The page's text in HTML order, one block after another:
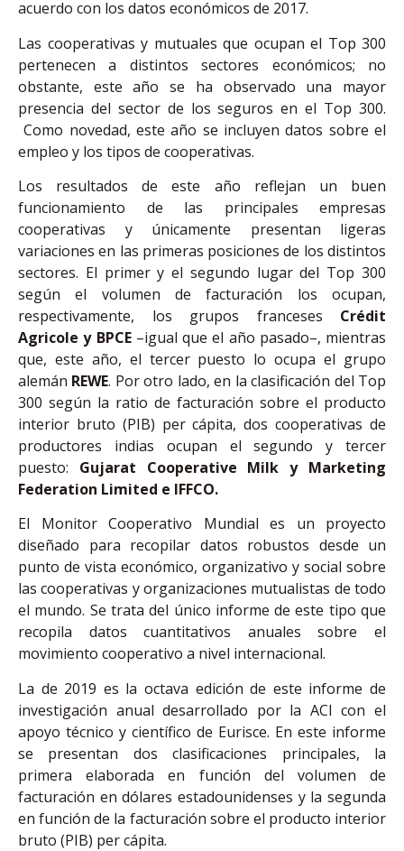
acuerdo con los datos económicos de 2017.
Las cooperativas y mutuales que ocupan el Top 300
pertenecen a distintos sectores económicos; no
obstante, este año se ha observado una mayor
presencia del sector de los seguros en el Top 300.
Como novedad, este año se incluyen datos sobre el
empleo y los tipos de cooperativas.
Los resultados de este año reflejan un buen
funcionamiento de las principales empresas
cooperativas y únicamente presentan ligeras
variaciones en las primeras posiciones de los distintos
sectores. El primer y el segundo lugar del Top 300
según el volumen de facturación los ocupan,
respectivamente, los grupos franceses Crédit
Agricole y BPCE–igual que el año pasado–, mientras
que, este año, el tercer puesto lo ocupa el grupo
alemán REWE. Por otro lado, en la clasificación del Top
300 según la ratio de facturación sobre el producto
interior bruto (PIB) per cápita, dos cooperativas de
productores indias ocupan el segundo y tercer
puesto: Gujarat Cooperative Milk y Marketing
Federation Limited e IFFCO.
El Monitor Cooperativo Mundial es un proyecto
diseñado para recopilar datos robustos desde un
punto de vista económico, organizativo y social sobre
las cooperativas y organizaciones mutualistas de todo
el mundo. Se trata del único informe de este tipo que
recopila datos cuantitativos anuales sobre el
movimiento cooperativo a nivel internacional.
La de 2019 es la octava edición de este informe de
investigación anual desarrollado por la ACI con el
apoyo técnico y científico de Eurisce. En este informe
se presentan dos clasificaciones principales, la
primera elaborada en función del volumen de
facturación en dólares estadounidenses y la segunda
en función de la facturación sobre el producto interior
bruto (PIB) per cápita.